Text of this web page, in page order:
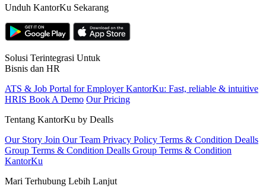
Unduh KantorKu Sekarang
Solusi Terintegrasi Untuk
Bisnis dan HR
ATS & Job Portal for EmployerKantorKu: Fast, reliable & intuitive
HRIS Book A Demo Our Pricing
Tentang KantorKu by Dealls
Our Story Join Our Team Privacy Policy Terms & Condition Dealls
Group Terms & Condition Dealls Group Terms & Condition
KantorKu
Mari Terhubung Lebih Lanjut